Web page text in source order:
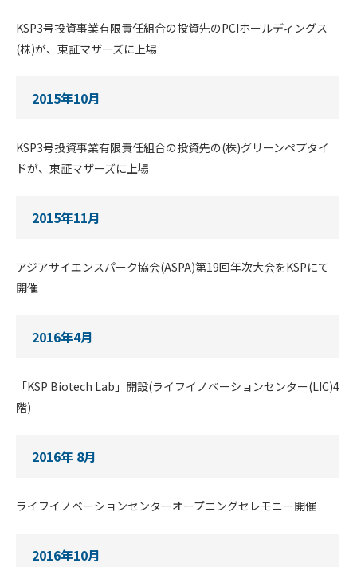
KSP3号投資事業有限責任組合の投資先のPCIホールディングス
(株)が、東証マザーズに上場
2015年10月
KSP3号投資事業有限責任組合の投資先の(株)グリーンペプタイ
ドが、東証マザーズに上場
2015年11月
アジアサイエンスパーク協会(ASPA)第19回年次大会をKSPにて
開催
2016年4月
「KSP Biotech Lab」開設(ライフイノベーションセンター(LIC)4
階)
2016年 8月
ライフイノベーションセンターオープニングセレモニー開催
2016年10月